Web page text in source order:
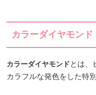
カラーダイヤモンド
カラーダイヤモンド とは、
カラフルな発色をした特